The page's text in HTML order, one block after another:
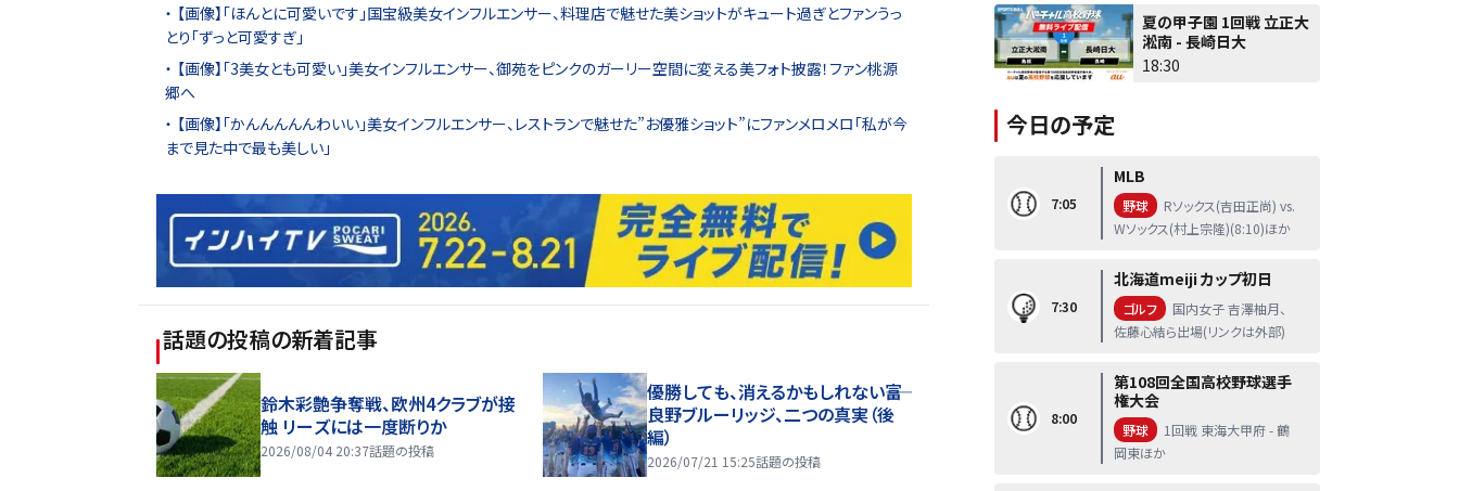
【画像】「ほんとに可愛いです」国宝級美女インフルエンサー、料理店で魅せた美ショットがキュート過ぎとファンうっ
とり「ずっと可愛すぎ」
【画像】「3美女とも可愛い」美女インフルエンサー、御苑をピンクのガーリー空間に変える美フォト披露！ファン桃源
郷へ
【画像】「かんんんんんわいい」美女インフルエンサー、レストランで魅せた”お優雅ショット”にファンメロメロ「私が今
まで見た中で最も美しい」
話題の投稿の新着記事
鈴木彩艶争奪戦、欧州4クラブが接
触 リーズには一度断りか
2026/08/04 20:37話題の投稿
優勝しても、消えるかもしれない――富
良野ブルーリッジ、二つの真実（後
編）
2026/07/21 15:25話題の投稿
夏の甲子園 1回戦 立正大
淞南 - 長崎日大
18:30
今日の予定
7:05
MLB
野球
Rソックス(吉田正尚) vs.
Wソックス(村上宗隆)(8:10)ほか
7:30
北海道meiji カップ初日
ゴルフ
国内女子 吉澤柚月、
佐藤心結ら出場(リンクは外部)
8:00
第108回全国高校野球選手
権大会
野球
1回戦 東海大甲府 - 鶴
岡東ほか